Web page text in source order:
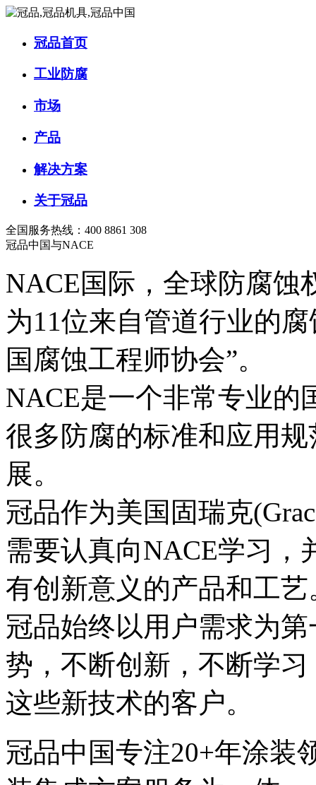
冠品首页
工业防腐
市场
产品
解决方案
关于冠品
全国服务热线：400 8861 308
冠品中国与NACE
NACE国际，全球防腐蚀
为11位来自管道行业的
国腐蚀工程师协会”。
NACE是一个非常专业的
很多防腐的标准和应用
展。
冠品作为美国固瑞克
需要认真向NACE学习，
有创新意义的产品和工艺
冠品始终以用户需求为
势，不断创新，不断学
这些新技术的客户。
冠品中国专注20+年涂装